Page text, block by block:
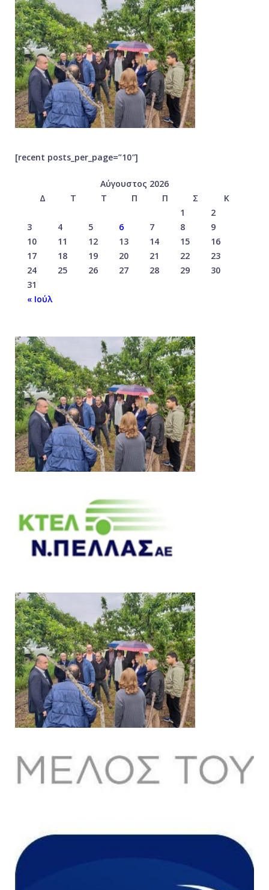
[recent posts_per_page=”10″]
Αύγουστος 2026
Δ
Τ Τ Π Π Σ
Κ
1
2
3
4 5 6 7 8
9
10
11 12 13 14 15
16
17
18 19 20 21 22
23
24
25 26 27 28 29
30
31
« Ιούλ